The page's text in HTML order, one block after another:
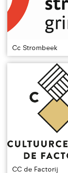
Cc Strombeek
CC de Factorij